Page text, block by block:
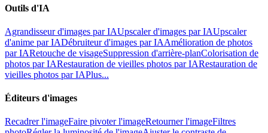
Outils d'IA
Agrandisseur d'images par IAUpscaler d'images par IAUpscaler
d'anime par IADébruiteur d'images par IAAmélioration de photos
par IARetouche de visageSuppression d'arrière-planColorisation de
photos par IARestauration de vieilles photos par IARestauration de
vieilles photos par IAPlus...
Éditeurs d'images
Recadrer l'imageFaire pivoter l'imageRetourner l'imageFiltres